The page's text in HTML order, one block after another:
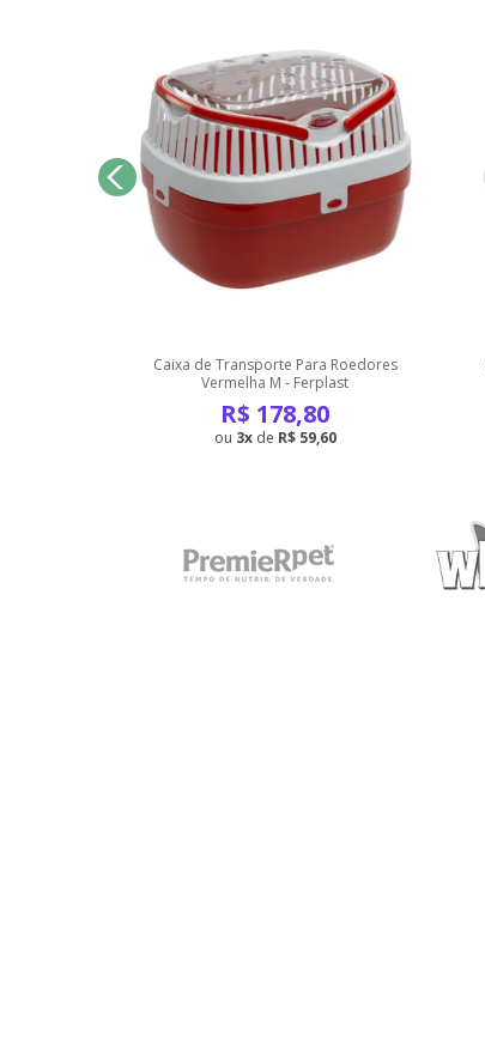
Caixa de Transporte Para Roedores
Vermelha M - Ferplast
R$ 178,80
3 de R$ 59,60